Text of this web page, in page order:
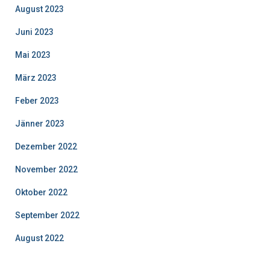
August 2023
Juni 2023
Mai 2023
März 2023
Feber 2023
Jänner 2023
Dezember 2022
November 2022
Oktober 2022
September 2022
August 2022